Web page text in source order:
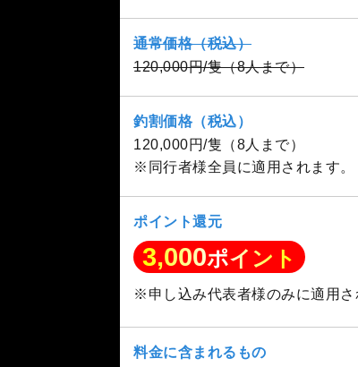
通常価格（税込）
120,000円/隻（8人まで）
釣割価格（税込）
120,000円/隻（8人まで）
※同行者様全員に適用されます。
ポイント還元
3,000ポイント
※申し込み代表者様のみに適用さ
料金に含まれるもの